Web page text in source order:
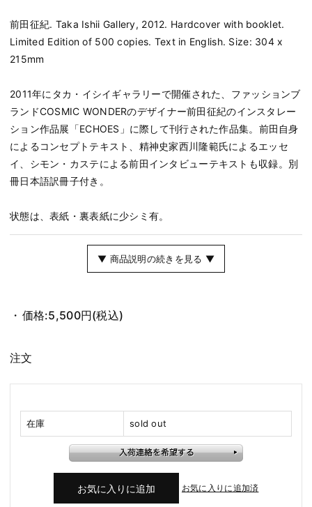
前田征紀. Taka Ishii Gallery, 2012. Hardcover with booklet.
Limited Edition of 500 copies. Text in English. Size: 304 x
215mm
2011年にタカ・イシイギャラリーで開催された、ファッションブ
ランドCOSMIC WONDERのデザイナー前田征紀のインスタレー
ション作品展「ECHOES」に際して刊行された作品集。前田自身
によるコンセプトテキスト、精神史家西川隆範氏によるエッセ
イ、シモン・カステによる前田インタビューテキストも収録。別
冊日本語訳冊子付き。
状態は、表紙・裏表紙に少シミ有。
▼ 商品説明の続きを見る ▼
価格:5,500円(税込)
注文
在庫 sold out
お気に入りに追加済